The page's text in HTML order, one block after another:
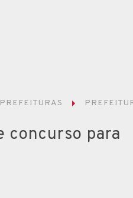
PREFEITURAS
concurso para